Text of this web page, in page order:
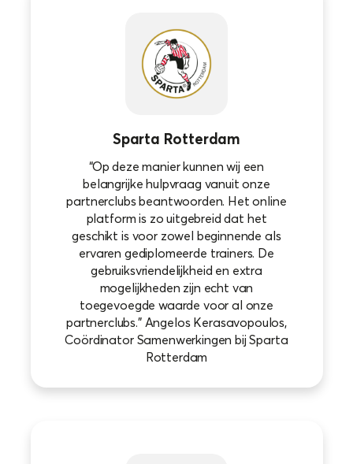
Sparta Rotterdam
“Op deze manier kunnen wij een
belangrijke hulpvraag vanuit onze
partnerclubs beantwoorden. Het online
platform is zo uitgebreid dat het
geschikt is voor zowel beginnende als
ervaren gediplomeerde trainers. De
gebruiksvriendelijkheid en extra
mogelijkheden zijn echt van
toegevoegde waarde voor al onze
partnerclubs.” Angelos Kerasavopoulos,
Coördinator Samenwerkingen bij Sparta
Rotterdam